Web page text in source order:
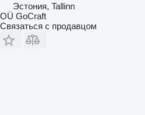
Эстония, Tallinn
OÜ GoCraft
Связаться с продавцом